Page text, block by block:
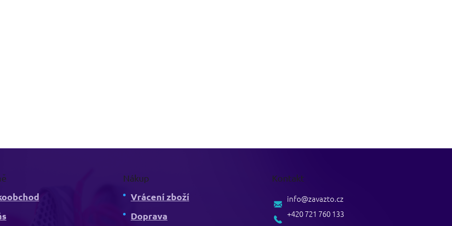
Nákup
Vrácení zboží
Doprava
Kontakt
info@zavazto.cz
+420 721 760 133